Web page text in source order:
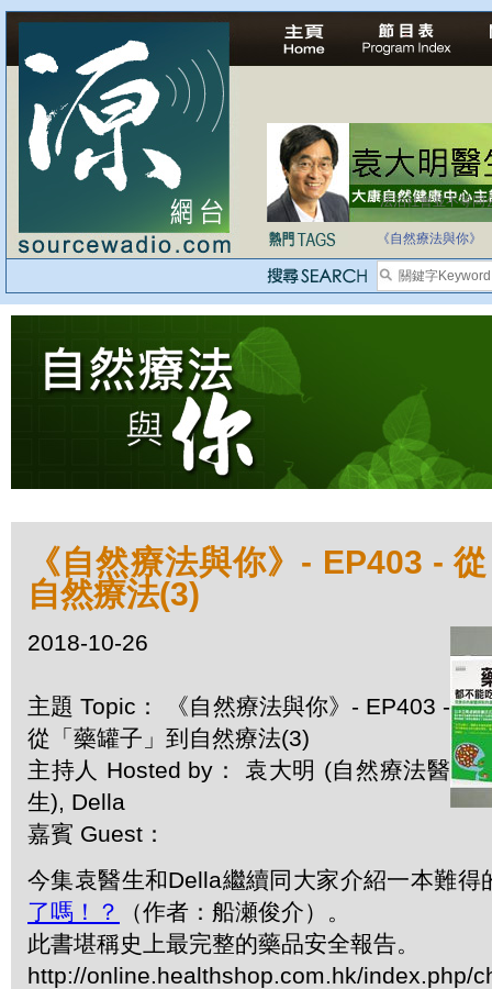
法治社會並不等同
《自然療法與你》
《自然療法與你》- EP403 -
自然療法(3)
2018-10-26
主題 Topic： 《自然療法與你》- EP403 -
從「藥罐子」到自然療法(3)
主持人 Hosted by： 袁大明 (自然療法醫
生), Della
嘉賓 Guest：
今集袁醫生和Della繼續同大家介紹一本難得
了嗎！？
（作者：船瀬俊介）。
此書堪稱史上最完整的藥品安全報告。
http://online.healthshop.com.hk/index.php/